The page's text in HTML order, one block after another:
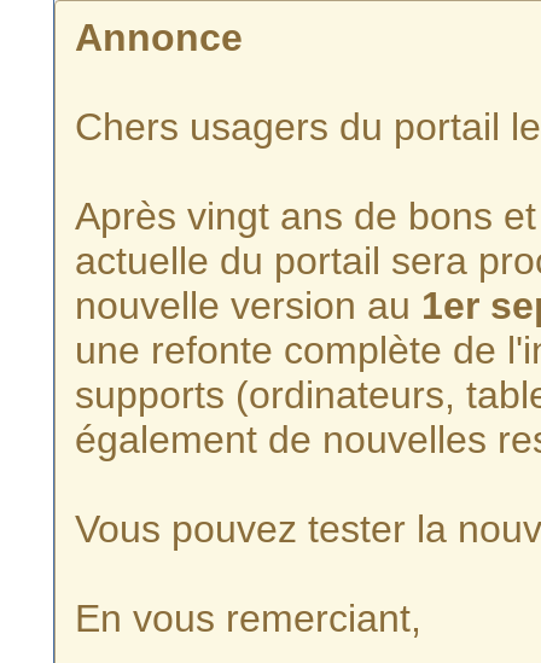
Annonce
Chers usagers du portail
Après vingt ans de bons
actuelle du portail sera
nouvelle version au 1er
une refonte complète de
supports (ordinateurs,
également de nouvelles
Vous pouvez tester la
En vous remerciant,